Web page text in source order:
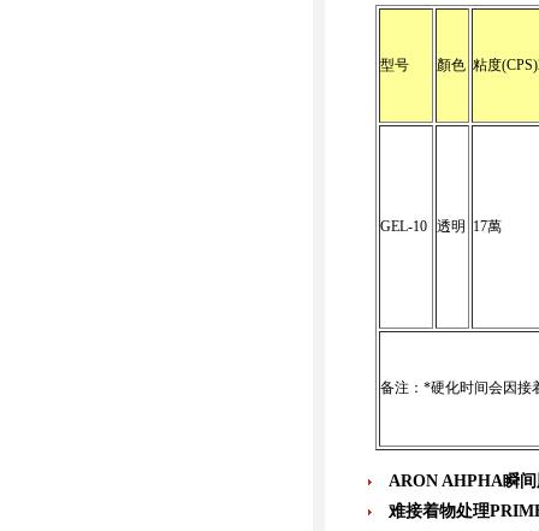
型号 顏色 粘度
GEL-10 透明 17萬
备注：*硬化时间会因接
ARON AHPHA瞬
难接着物处理